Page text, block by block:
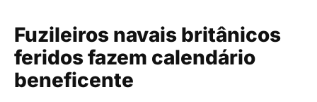
Fuzileiros navais britânicos
feridos fazem calendário
beneficente